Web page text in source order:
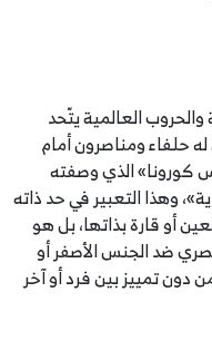
العالمية يتّحد
حلفاء ومناصرون أمام
كورونا» الذي وصفته
وهذا التعبير في حد ذاته
أو قارة بذاتها، بل هو
ضد الجنس الأصفر أو
دون تمييز بين فرد أو آخر